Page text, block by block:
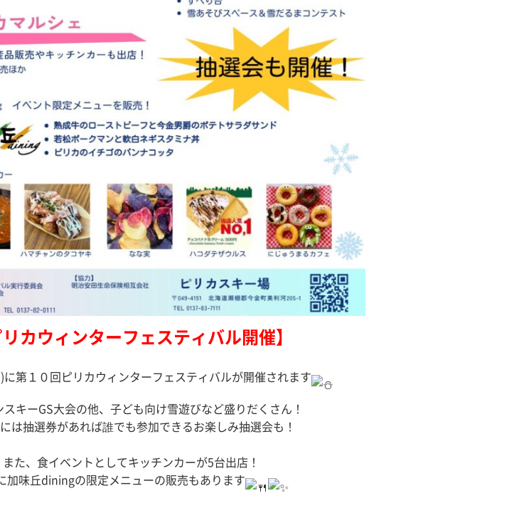
リカウィンターフェスティバル開催】
に第１０回ピリカウィンターフェスティバルが開催されます
スキーGS大会の他、子ども向け雪遊びなど盛りだくさん！
は抽選券があれば誰でも参加できるお楽しみ抽選会も！
また、食イベントとしてキッチンカーが5台出店！
加味丘diningの限定メニューの販売もあります